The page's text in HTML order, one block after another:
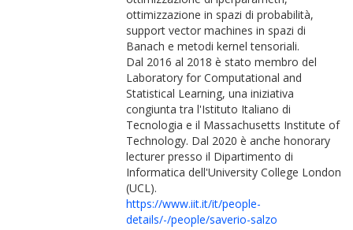
ottimizzazione in spazi di probabilità,
support vector machines in spazi di
Banach e metodi kernel tensoriali.
Dal 2016 al 2018 è stato membro del
Laboratory for Computational and
Statistical Learning, una iniziativa
congiunta tra l'Istituto Italiano di
Tecnologia e il Massachusetts Institute of
Technology. Dal 2020 è anche honorary
lecturer presso il Dipartimento di
Informatica dell'University College London
(UCL).
https://www.iit.it/it/people-
details/-/people/saverio-salzo